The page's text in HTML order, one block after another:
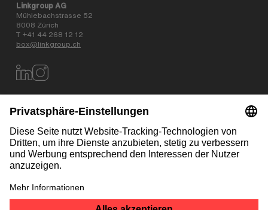
Linkgroup AG
Mühlebachstrasse 52
8008 Zürich
T +41 44 268 12 12
box@linkgroup.ch
Datenschutz
Impressum
Kontakt
NEWSLETTER